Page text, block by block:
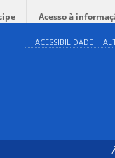
Acesso à
ACESSIBILIDADE